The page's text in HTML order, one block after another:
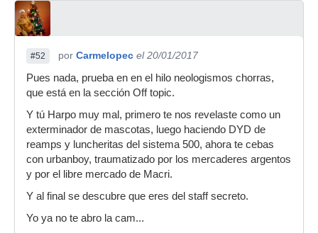
#52 por Carmelopec el 20/01/2017
Pues nada, prueba en en el hilo neologismos chorras,
que está en la sección Off topic.
Y tú Harpo muy mal, primero te nos revelaste como un
exterminador de mascotas, luego haciendo DYD de
reamps y luncheritas del sistema 500, ahora te cebas
con urbanboy, traumatizado por los mercaderes argentos
y por el libre mercado de Macri.
Y al final se descubre que eres del staff secreto.
Yo ya no te abro la cam...